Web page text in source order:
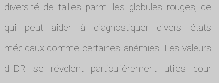
diversité de tailles parmi les globules rouges, ce
qui peut aider à diagnostiquer divers états
médicaux comme certaines anémies. Les valeurs
d'IDR se révèlent particulièrement utiles pour